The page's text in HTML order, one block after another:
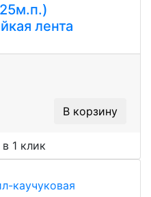
лента
В корзину
1 клик